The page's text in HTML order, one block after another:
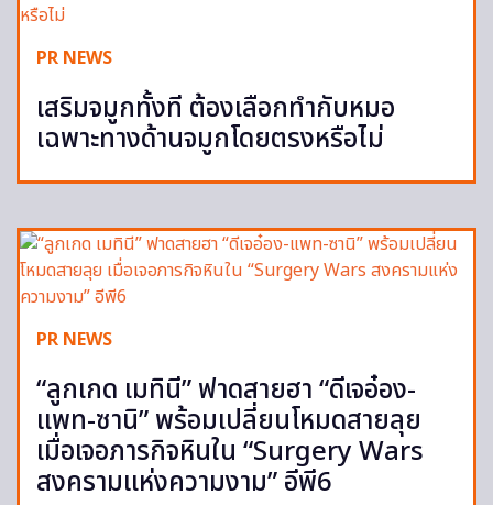
PR NEWS
เสริมจมูกทั้งที ต้องเลือกทำกับหมอ
เฉพาะทางด้านจมูกโดยตรงหรือไม่
PR NEWS
“ลูกเกด เมทินี” ฟาดสายฮา “ดีเจอ๋อง-
แพท-ซานิ” พร้อมเปลี่ยนโหมดสายลุย
เมื่อเจอภารกิจหินใน “Surgery Wars
สงครามแห่งความงาม” อีพี6